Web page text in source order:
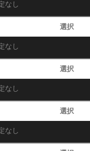
なし
選択
なし
選択
なし
選択
なし